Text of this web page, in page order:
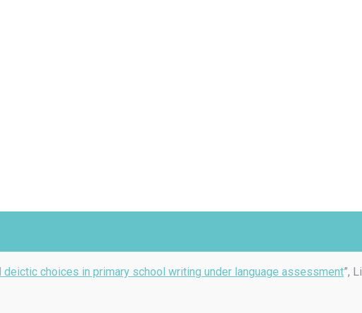
choices in primary school writing under language assessment”,